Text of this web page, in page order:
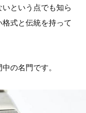
という点でも知ら
式と伝統を持って
の名門です。